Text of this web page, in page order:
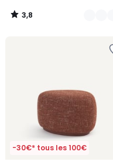
3,8
/
-30€* tous les 100€